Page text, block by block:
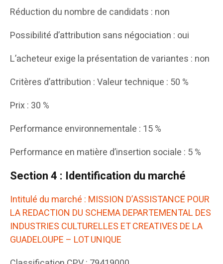
Réduction du nombre de candidats : non
Possibilité d’attribution sans négociation : oui
L’acheteur exige la présentation de variantes : non
Critères d’attribution : Valeur technique : 50 %
Prix : 30 %
Performance environnementale : 15 %
Performance en matière d’insertion sociale : 5 %
Section 4 : Identification du marché
Intitulé du marché : MISSION D’ASSISTANCE POUR
LA REDACTION DU SCHEMA DEPARTEMENTAL DES
INDUSTRIES CULTURELLES ET CREATIVES DE LA
GUADELOUPE – LOT UNIQUE